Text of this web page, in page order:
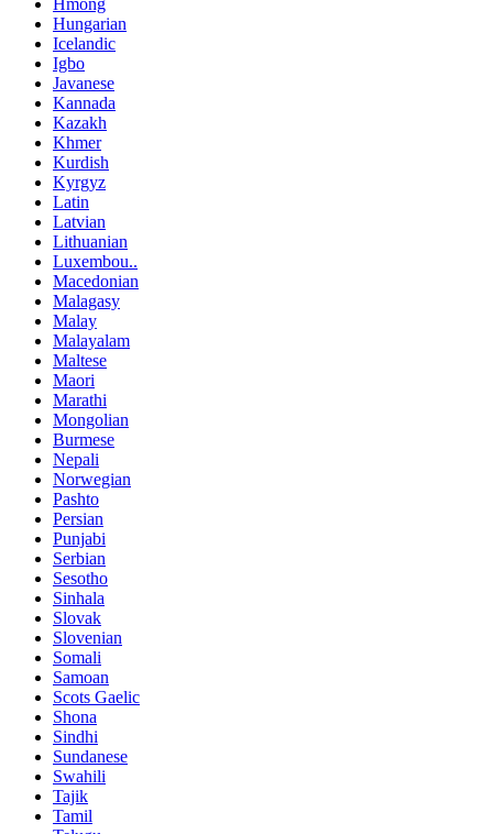
Hungarian
Icelandic
Igbo
Javanese
Kannada
Kazakh
Khmer
Kurdish
Kyrgyz
Latin
Latvian
Lithuanian
Luxembou..
Macedonian
Malagasy
Malay
Malayalam
Maltese
Maori
Marathi
Mongolian
Burmese
Nepali
Norwegian
Pashto
Persian
Punjabi
Serbian
Sesotho
Sinhala
Slovak
Slovenian
Somali
Samoan
Scots Gaelic
Shona
Sindhi
Sundanese
Swahili
Tajik
Tamil